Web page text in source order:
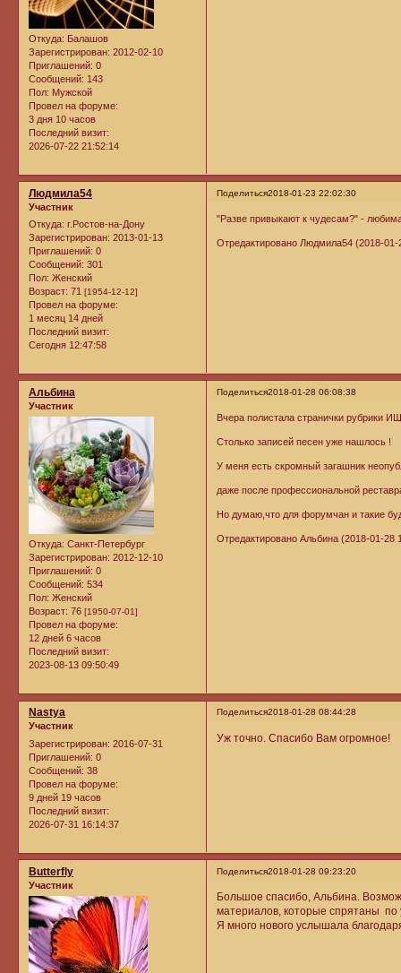
Откуда: Балашов
Зарегистрирован: 2012-02-10
Приглашений: 0
Сообщений: 143
Пол: Мужской
Провел на форуме:
3 дня 10 часов
Последний визит:
2026-07-22 21:52:14
Поделиться2018-01-23 22:02:30
Людмила54
Участник
Откуда: г.Ростов-на-Дону
Зарегистрирован: 2013-01-13
Приглашений: 0
Сообщений: 301
Пол: Женский
Возраст: 71 [1954-12-12]
Провел на форуме:
1 месяц 14 дней
Последний визит:
Сегодня 12:47:58
"Разве привыкают к чудесам?" -
Отредактировано Людмила54 (2018-01-
Поделиться2018-01-28 06:08:38
Альбина
Участник
Откуда: Санкт-Петербург
Зарегистрирован: 2012-12-10
Приглашений: 0
Сообщений: 534
Пол: Женский
Возраст: 76 [1950-07-01]
Провел на форуме:
12 дней 6 часов
Последний визит:
2023-08-13 09:50:49
Вчера полистала странички рубрики
Столько записей песен уже нашлось !
У меня есть скромный загашник
даже после профессиональной
Но думаю,что для форумчан и такие
Отредактировано Альбина (2018-01-28
Поделиться2018-01-28 08:44:28
Nastya
Участник
Зарегистрирован: 2016-07-31
Приглашений: 0
Сообщений: 38
Провел на форуме:
9 дней 19 часов
Последний визит:
2026-07-31 16:14:37
Уж точно. Спасибо Вам огромное!
Поделиться2018-01-28 09:23:20
Butterfly
Участник
Большое спасибо, Альбина.
материалов, которые спрятаны по
Я много нового услышала